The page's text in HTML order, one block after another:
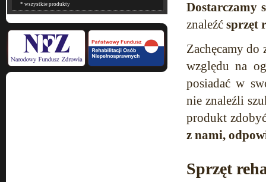
* wszystkie produkty
Dostarczamy
znaleźć sprzęt
Zachęcamy do
względu na
posiadać w
nie znaleźli
produkt
z nami,
Sprzęt